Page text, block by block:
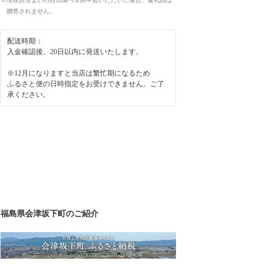
贈答されません。
配送時期：
入金確認後、20日以内に発送いたします。
※12月になりますと当店は繁忙期になるため
ふるさと便の日時指定をお受けできません。ご了
承ください。
福島県会津坂下町のご紹介